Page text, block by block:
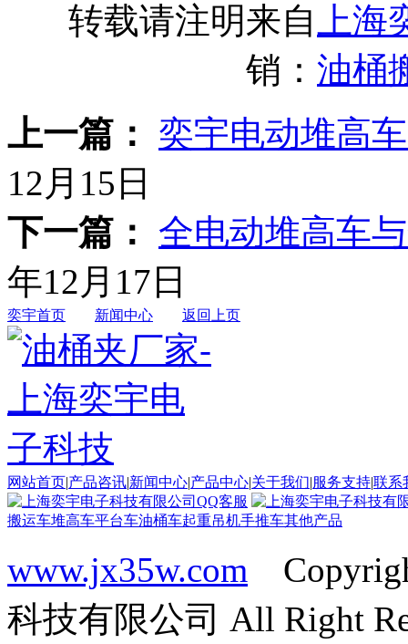
转载请注明来自
上
销： 油桶
上一篇：
奕宇电动堆高
12月15日
下一篇：
全电动堆高车
年12月17日
奕宇首页 新闻中心 返回上页
网站首页|产品咨讯|新闻中心|产品中心|关于我们|服务支持|联系
搬运车堆高车平台车油桶车起重吊机手推车其他产品
www.jx35w.com
科技有限公司 All Right